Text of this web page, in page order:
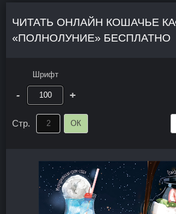
ЧИТАТЬ ОНЛАЙН КОШАЧЬЕ
«ПОЛНОЛУНИЕ» БЕСПЛАТНО
Шрифт
- +
Стр. ОК